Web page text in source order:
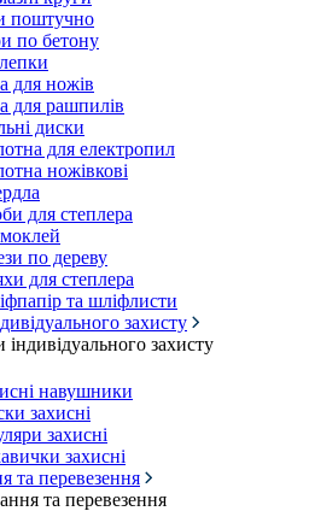
поштучно
по бетону
для ножів
для рашпилів
диски
для електропил
ножівкові
для степлера
по дереву
для степлера
та шліфлисти
захисту
індивідуального захисту
навушники
захисні
захисні
захисні
та перевезення
та перевезення